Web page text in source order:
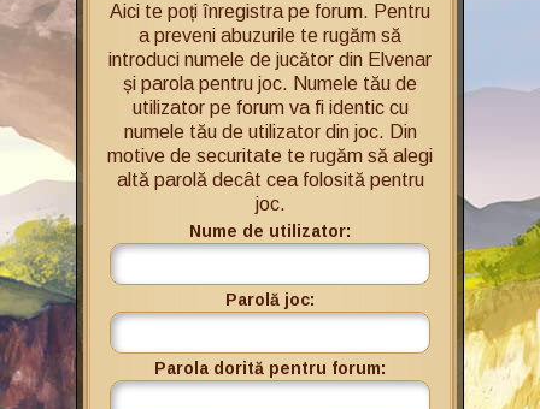
Aici te poți înregistra pe forum. Pentru
a preveni abuzurile te rugăm să
introduci numele de jucător din Elvenar
și parola pentru joc. Numele tău de
utilizator pe forum va fi identic cu
numele tău de utilizator din joc. Din
motive de securitate te rugăm să alegi
altă parolă decât cea folosită pentru
joc.
Nume de utilizator:
Parolă joc:
Parola dorită pentru forum: